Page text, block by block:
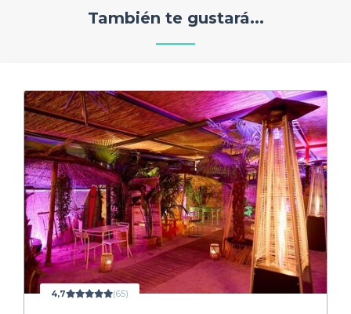
También te gustará...
4,7 (65)